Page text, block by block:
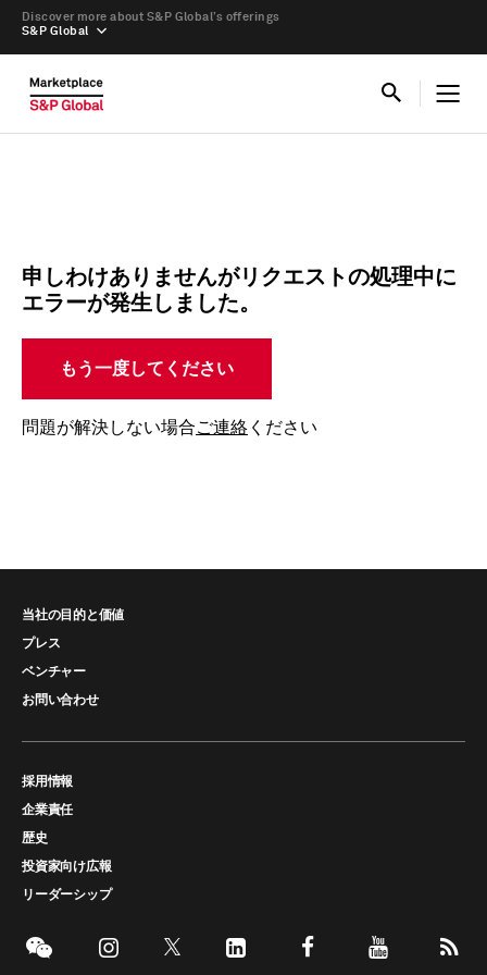
S&P Global
Discover more about S&P Global’s offerings
申しわけありませんがリクエストの処理中に
エラーが発生しました。
もう一度してください
問題が解決しない場合ご連絡 ください
当社の目的と価値
プレス
ベンチャー
お問い合わせ
採用情報
企業責任
歴史
投資家向け広報
リーダーシップ